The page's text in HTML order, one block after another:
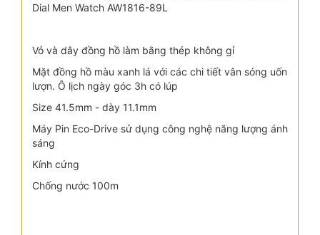
Dial Men Watch AW1816-89L
Vỏ và dây đồng hồ làm bằng thép không gỉ
Mặt đồng hồ màu xanh lá với các chi tiết vân sóng uốn
lượn. Ô lịch ngày góc 3h có lúp
Size 41.5mm - dày 11.1mm
Máy Pin Eco-Drive sử dụng công nghệ năng lượng ánh
sáng
Kính cứng
Chống nước 100m